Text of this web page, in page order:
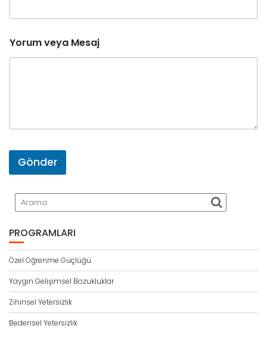
s
a
E
-
Y
r
m
Yorum veya Mesaj
Gönder
PROGRAMLARI
Özel Öğrenme Güçlüğü
Yaygın Gelişimsel Bozukluklar
Zihinsel Yetersizlik
Bedensel Yetersizlik